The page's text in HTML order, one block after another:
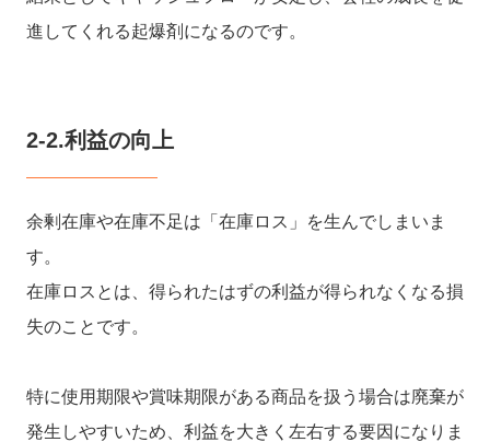
進してくれる起爆剤になるのです。
2-2.利益の向上
余剰在庫や在庫不足は「在庫ロス」を生んでしまいま
す。
在庫ロスとは、得られたはずの利益が得られなくなる損
失のことです。
特に使用期限や賞味期限がある商品を扱う場合は廃棄が
発生しやすいため、利益を大きく左右する要因になりま